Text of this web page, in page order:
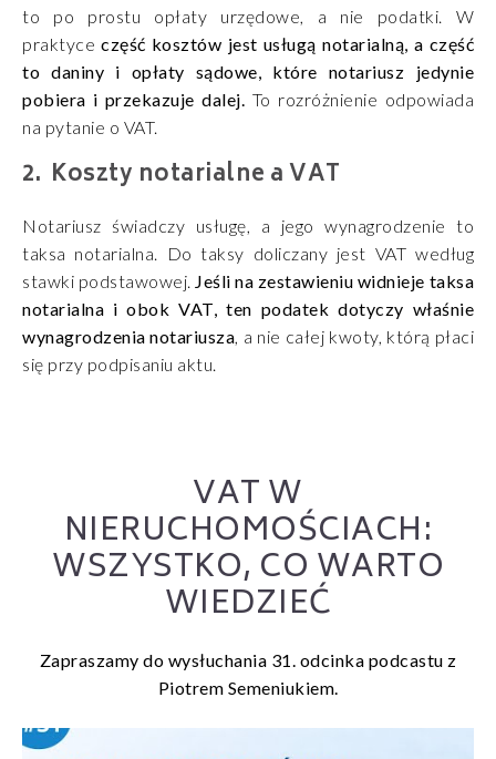
to po prostu opłaty urzędowe, a nie podatki. W
praktyce część kosztów jest usługą notarialną, a część
to daniny i opłaty sądowe, które notariusz jedynie
pobiera i przekazuje dalej. To rozróżnienie odpowiada
na pytanie o VAT.
Koszty notarialne a VAT
Notariusz świadczy usługę, a jego wynagrodzenie to
taksa notarialna. Do taksy doliczany jest VAT według
stawki podstawowej. Jeśli na zestawieniu widnieje taksa
notarialna i obok VAT, ten podatek dotyczy właśnie
wynagrodzenia notariusza , a nie całej kwoty, którą płaci
się przy podpisaniu aktu.
VAT W
NIERUCHOMOŚCIACH:
WSZYSTKO, CO WARTO
WIEDZIEĆ
Zapraszamy do wysłuchania 31. odcinka podcastu z
Piotrem Semeniukiem.